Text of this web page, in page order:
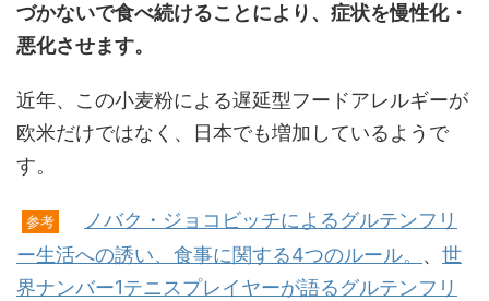
づかないで食べ続けることにより、症状を慢性化・
悪化させます。
近年、この小麦粉による遅延型フードアレルギーが
欧米だけではなく、日本でも増加しているようで
す。
参考
ノバク・ジョコビッチによるグルテンフリ
ー生活への誘い、食事に関する4つのルール。 、 世
界ナンバー1テニスプレイヤーが語るグルテンフリ